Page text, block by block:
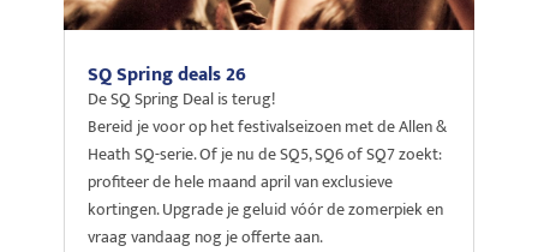
SQ Spring deals 26
De SQ Spring Deal is terug!
Bereid je voor op het festivalseizoen met de Allen &
Heath SQ-serie. Of je nu de SQ5, SQ6 of SQ7 zoekt:
profiteer de hele maand april van exclusieve
kortingen. Upgrade je geluid vóór de zomerpiek en
vraag vandaag nog je offerte aan.